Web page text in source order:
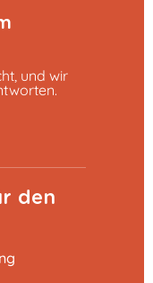
und wir
den